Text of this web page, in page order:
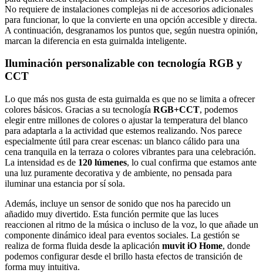
No requiere de instalaciones complejas ni de accesorios adicionales
para funcionar, lo que la convierte en una opción accesible y directa.
A continuación, desgranamos los puntos que, según nuestra opinión,
marcan la diferencia en esta guirnalda inteligente.
Iluminación personalizable con tecnología RGB y
CCT
Lo que más nos gusta de esta guirnalda es que no se limita a ofrecer
colores básicos. Gracias a su tecnología RGB+CCT, podemos
elegir entre millones de colores o ajustar la temperatura del blanco
para adaptarla a la actividad que estemos realizando. Nos parece
especialmente útil para crear escenas: un blanco cálido para una
cena tranquila en la terraza o colores vibrantes para una celebración.
La intensidad es de 120 lúmenes, lo cual confirma que estamos ante
una luz puramente decorativa y de ambiente, no pensada para
iluminar una estancia por sí sola.
Además, incluye un sensor de sonido que nos ha parecido un
añadido muy divertido. Esta función permite que las luces
reaccionen al ritmo de la música o incluso de la voz, lo que añade un
componente dinámico ideal para eventos sociales. La gestión se
realiza de forma fluida desde la aplicación muvit iO Home, donde
podemos configurar desde el brillo hasta efectos de transición de
forma muy intuitiva.